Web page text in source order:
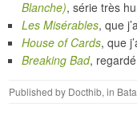
Blanche), série très
Les Misérables, que
House of Cards, que
Breaking Bad,
Published by Docthib, in